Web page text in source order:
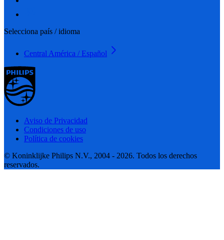
Selecciona país / idioma
Central América / Español
Aviso de Privacidad
Condiciones de uso
Política de cookies
© Koninklijke Philips N.V., 2004 - 2026. Todos los derechos
reservados.